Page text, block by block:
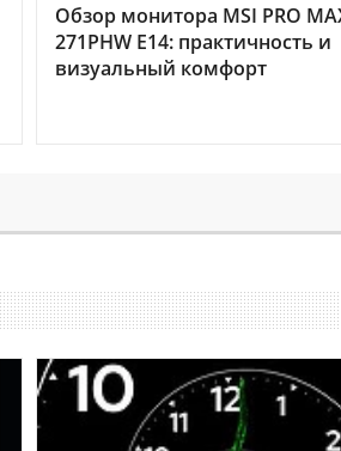
Обзор монитора MSI PRO
271PHW E14: практичность и
визуальный комфорт